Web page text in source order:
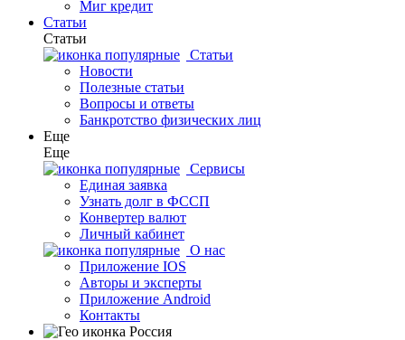
Миг кредит
Статьи
Статьи
Статьи
Новости
Полезные статьи
Вопросы и ответы
Банкротство физических лиц
Еще
Еще
Сервисы
Единая заявка
Узнать долг в ФССП
Конвертер валют
Личный кабинет
О нас
Приложение IOS
Авторы и эксперты
Приложение Android
Контакты
Россия